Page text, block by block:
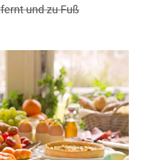
und zu Fuß